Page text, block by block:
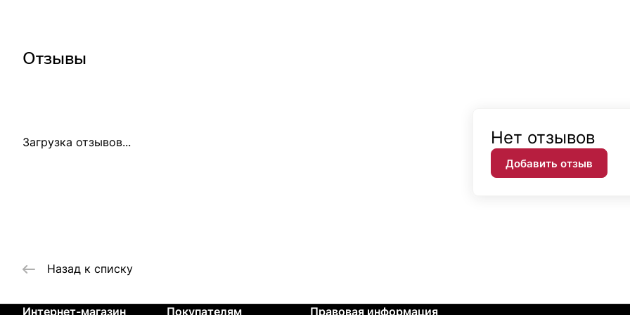
Отзывы
Загрузка отзывов... Нет отзывов
Добавить отзыв
Назад к списку
Интернет-магазин Покупателям Правовая информация